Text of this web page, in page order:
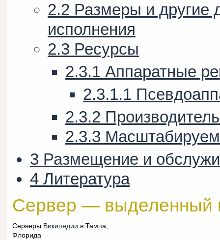
2.2 Размеры и другие
исполнения
2.3 Ресурсы
2.3.1 Аппаратные
2.3.1.1
2.3.2
2.3.3
3 Размещение и
4 Литература
Сервер — выделенный
Серверы Википедии в Тампа,
Флорида